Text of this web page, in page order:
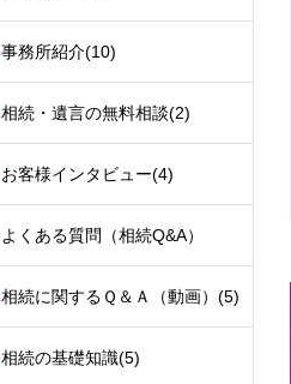
事務所紹介(10)
相続・遺言の無料相談(2)
お客様インタビュー(4)
よくある質問（相続Q&A）
相続に関するＱ＆Ａ（動画） (5)
相続の基礎知識(5)